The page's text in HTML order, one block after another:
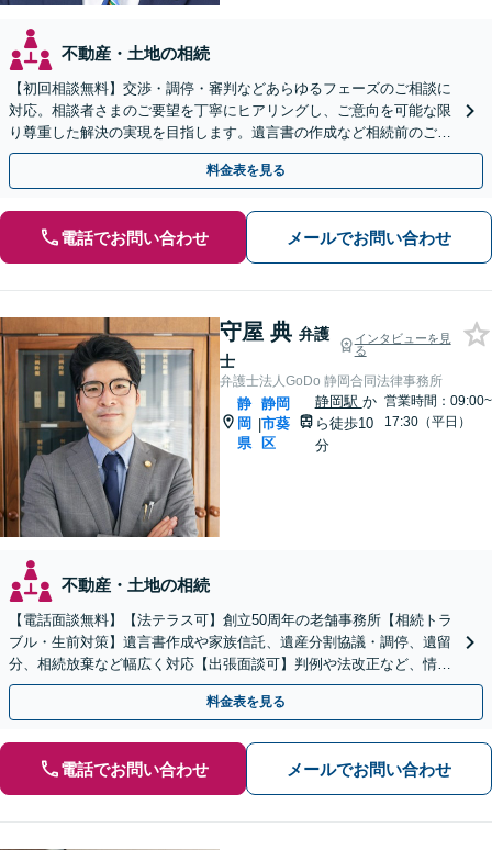
不動産・土地の相続
【初回相談無料】交渉・調停・審判などあらゆるフェーズのご相談に
対応。相談者さまのご要望を丁寧にヒアリングし、ご意向を可能な限
り尊重した解決の実現を目指します。遺言書の作成など相続前のご相
談もお任せください【完全個室で対応】
料金表を見る
電話でお問い合わせ メールでお問い合わせ
守屋 典 弁護
士
インタビューを見
る
弁護士法人GoDo 静岡合同法律事務所
静
岡
県
|
静岡
市葵
区
静岡駅 か
ら徒歩10
分
営業時間：09:00~
17:30（平日）
不動産・土地の相続
【電話面談無料】【法テラス可】創立50周年の老舗事務所【相続トラ
ブル・生前対策】遺言書作成や家族信託、遺産分割協議・調停、遺留
分、相続放棄など幅広く対応【出張面談可】判例や法改正など、情報
を収集し、適切な解決策を提案【静岡駅10分】
料金表を見る
電話でお問い合わせ メールでお問い合わせ